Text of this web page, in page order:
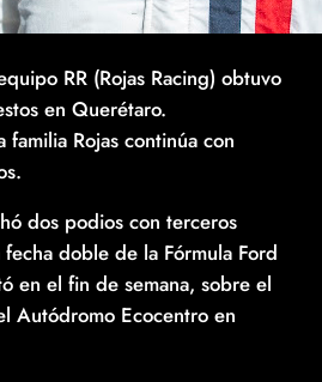
RR (Rojas Racing) obtuvo
en Querétaro.
familia Rojas continúa con
dos podios con terceros
doble de la Fórmula Ford
en el fin de semana, sobre el
Autódromo Ecocentro en